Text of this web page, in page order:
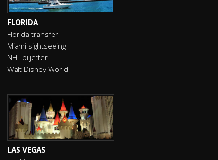
FLORIDA
Florida transfer
Miami sightseeing
NHL biljetter
Walt Disney World
LAS VEGAS